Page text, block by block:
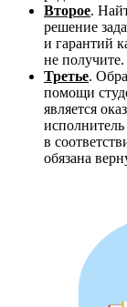
Второе.
решение
и гарантий
не получите.
Третье.
помощи
является
исполнитель
в
обязана